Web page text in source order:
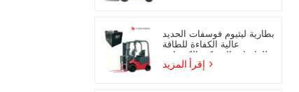
بطارية ليثيوم فوسفات الحديد
عالية الكفاءة للطاقة